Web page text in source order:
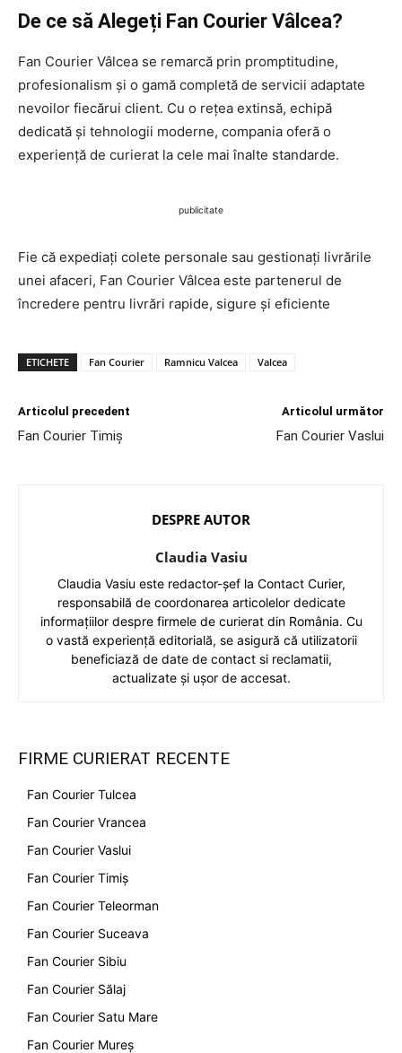
De ce să Alegeți Fan Courier Vâlcea?
Fan Courier Vâlcea se remarcă prin promptitudine,
profesionalism și o gamă completă de servicii adaptate
nevoilor fiecărui client. Cu o rețea extinsă, echipă
dedicată și tehnologii moderne, compania oferă o
experiență de curierat la cele mai înalte standarde.
publicitate
Fie că expediați colete personale sau gestionați livrările
unei afaceri, Fan Courier Vâlcea este partenerul de
încredere pentru livrări rapide, sigure și eficiente
ETICHETE Fan Courier Ramnicu Valcea Valcea
Articolul precedent
Fan Courier Timiș
Articolul următor
Fan Courier Vaslui
DESPRE AUTOR
Claudia Vasiu
Claudia Vasiu este redactor-șef la Contact Curier,
responsabilă de coordonarea articolelor dedicate
informațiilor despre firmele de curierat din România. Cu
o vastă experiență editorială, se asigură că utilizatorii
beneficiază de date de contact si reclamatii,
actualizate și ușor de accesat.
FIRME CURIERAT RECENTE
Fan Courier Tulcea
Fan Courier Vrancea
Fan Courier Vaslui
Fan Courier Timiș
Fan Courier Teleorman
Fan Courier Suceava
Fan Courier Sibiu
Fan Courier Sălaj
Fan Courier Satu Mare
Fan Courier Mureș